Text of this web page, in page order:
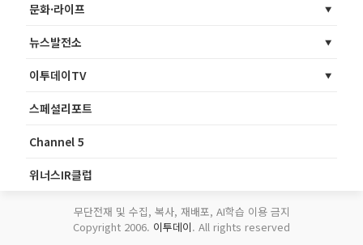
문화·라이프
뉴스발전소
이투데이TV
스페셜리포트
Channel 5
위너스IR클럽
무단전재 및 수집, 복사, 재배포, AI학습 이용 금지
Copyright 2006. 이투데이. All rights reserved